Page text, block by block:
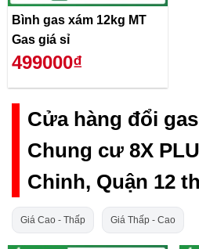
Bình gas xám 12kg MT
Gas giá sỉ
499000₫
Cửa hàng đổi
Chung cư 8X
Chinh, Quận 12
Giá Cao - Thấp Giá Thấp - Cao